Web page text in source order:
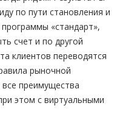
по пути становления и
«стандарт»,
счет и по другой
клиентов переводятся
рыночной
преимущества
этом с виртуальными